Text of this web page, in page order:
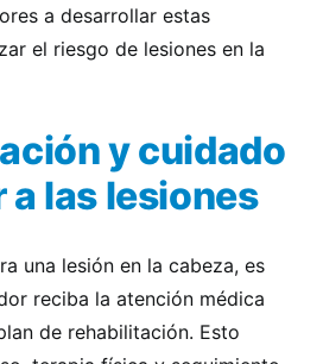
a desarrollar estas
el riesgo de lesiones en la
y cuidado
las lesiones
una lesión en la cabeza, es
reciba la atención médica
de rehabilitación. Esto